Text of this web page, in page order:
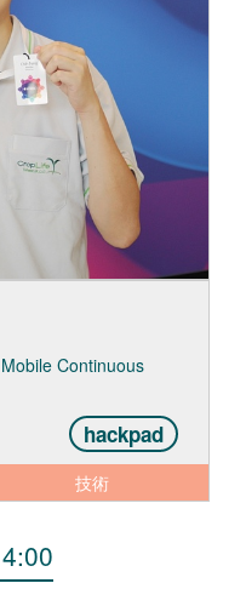
Continuous
hackpad
技術